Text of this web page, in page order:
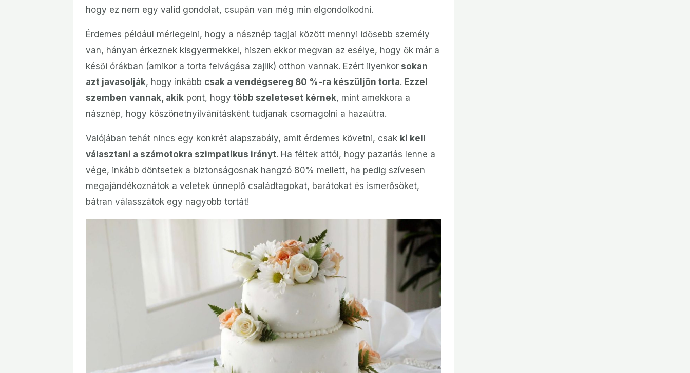
hogy ez nem egy valid gondolat, csupán van még min elgondolkodni.
Érdemes például mérlegelni, hogy a násznép tagjai között mennyi idősebb személy
van, hányan érkeznek kisgyermekkel, hiszen ekkor megvan az esélye, hogy ők már a
késői órákban (amikor a torta felvágása zajlik) otthon vannak. Ezért ilyenkor sokan
azt javasolják, hogy inkább csak a vendégsereg 80 %-ra készüljön torta. Ezzel
szemben vannak, akik pont, hogy több szeleteset kérnek, mint amekkora a
násznép, hogy köszönetnyilvánításként tudjanak csomagolni a hazaútra.
Valójában tehát nincs egy konkrét alapszabály, amit érdemes követni, csak ki kell
választani a számotokra szimpatikus irányt. Ha féltek attól, hogy pazarlás lenne a
vége, inkább döntsetek a biztonságosnak hangzó 80% mellett, ha pedig szívesen
megajándékoznátok a veletek ünneplő családtagokat, barátokat és ismerősöket,
bátran válasszátok egy nagyobb tortát!